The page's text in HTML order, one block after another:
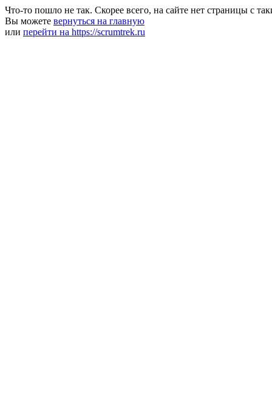
Что-то пошло не так. Скорее всего, на сайте нет страницы с
Вы можете вернуться на главную
или перейти на https://scrumtrek.ru